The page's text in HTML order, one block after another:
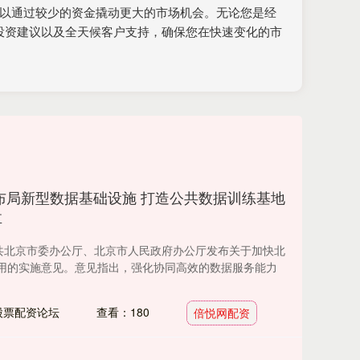
通过较少的资金撬动更大的市场机会。无论您是经
建议以及全天候客户支持，确保您在快速变化的市
新型数据基础设施 打造公共数据训练基地
京市委办公厅、北京市人民政府办公厅发布关于加快北
的实施意见。意见指出，强化协同高效的数据服务能力
配资论坛 查看：180 倍悦网配资